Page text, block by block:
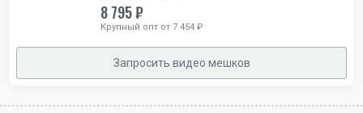
8 795 ₽
Крупный опт от 7 454 ₽
Запросить видео мешков